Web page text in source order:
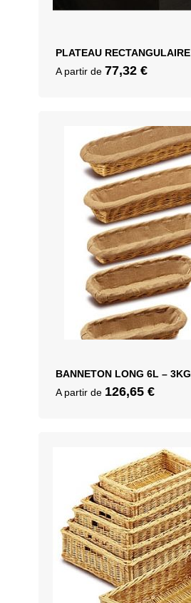
PLATEAU RECTANGULAIRE
A partir de 77,32 €
BANNETON LONG 6L – 3KG
A partir de 126,65 €